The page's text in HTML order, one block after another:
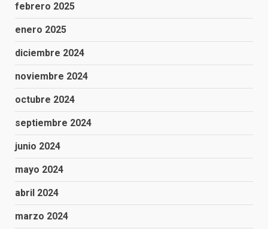
febrero 2025
enero 2025
diciembre 2024
noviembre 2024
octubre 2024
septiembre 2024
junio 2024
mayo 2024
abril 2024
marzo 2024